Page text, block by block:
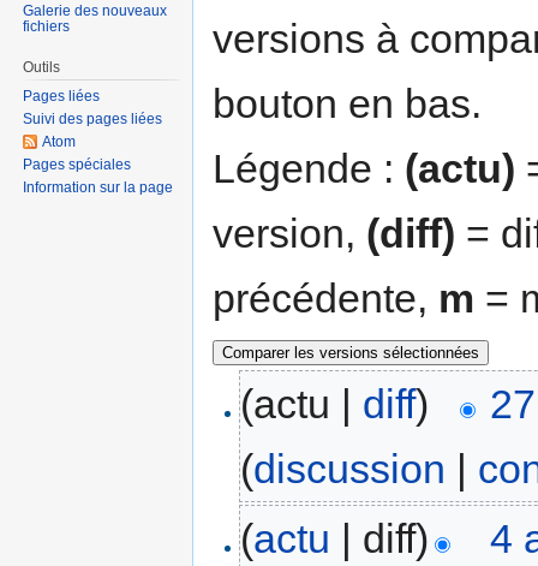
versions à
bouton en bas.
Légende : (actu)
version, (diff) =
précédente, m =
(actu | diff)
(discussion |
(actu | diff)
4
Galerie des nouveaux
fichiers
Outils
Pages liées
Suivi des pages liées
Atom
Pages spéciales
Information sur la page